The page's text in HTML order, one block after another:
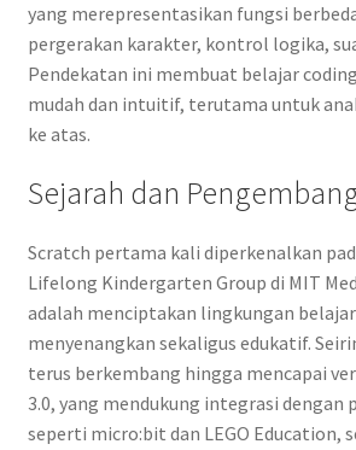
yang merepresentasikan fungsi
pergerakan karakter, kontrol logika,
Pendekatan ini membuat belajar
mudah dan intuitif, terutama untuk
ke atas.
Sejarah dan
Scratch pertama kali diperkenalkan
Lifelong Kindergarten Group di MIT
adalah menciptakan lingkungan
menyenangkan sekaligus edukatif.
terus berkembang hingga mencapai
3.0, yang mendukung integrasi dengan
seperti micro:bit dan LEGO Education,